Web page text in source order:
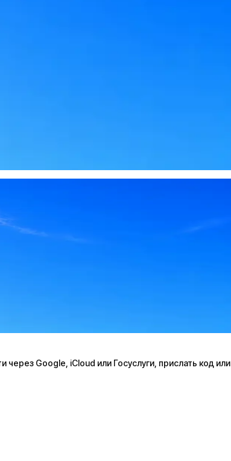
Google, iCloud или Госуслуги, прислать код
Google, iCloud или Госуслуги, прислать код